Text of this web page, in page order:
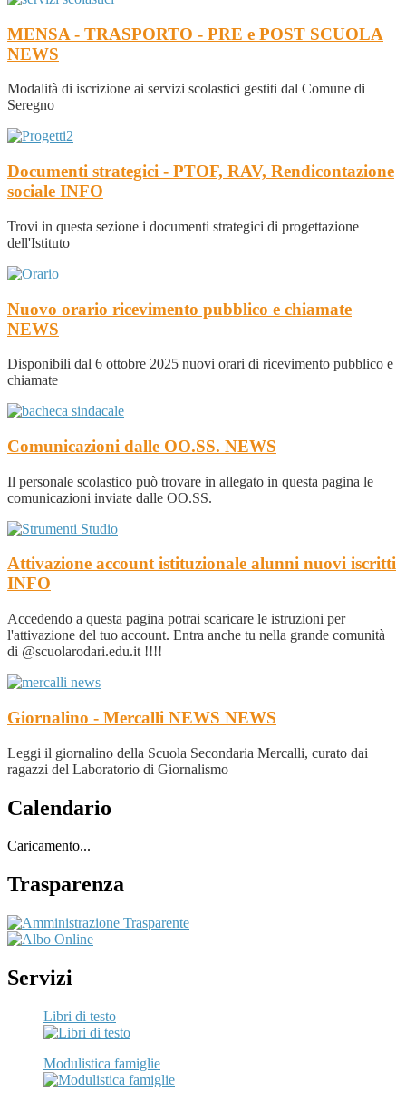
MENSA - TRASPORTO - PRE e POST SCUOLA
NEWS
Modalità di iscrizione ai servizi scolastici gestiti dal Comune di
Seregno
Documenti strategici - PTOF, RAV, Rendicontazione
sociale INFO
Trovi in questa sezione i documenti strategici di progettazione
dell'Istituto
Nuovo orario ricevimento pubblico e chiamate
NEWS
Disponibili dal 6 ottobre 2025 nuovi orari di ricevimento pubblico e
chiamate
Comunicazioni dalle OO.SS. NEWS
Il personale scolastico può trovare in allegato in questa pagina le
comunicazioni inviate dalle OO.SS.
Attivazione account istituzionale alunni nuovi iscritti
INFO
Accedendo a questa pagina potrai scaricare le istruzioni per
l'attivazione del tuo account. Entra anche tu nella grande comunità
di @scuolarodari.edu.it !!!!
Giornalino - Mercalli NEWS NEWS
Leggi il giornalino della Scuola Secondaria Mercalli, curato dai
ragazzi del Laboratorio di Giornalismo
Calendario
Caricamento...
Trasparenza
Servizi
Libri di testo
Modulistica famiglie